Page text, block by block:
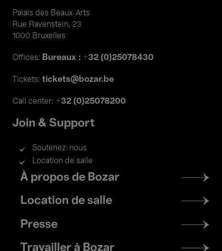
Palais des Beaux-Arts
Rue Ravenstein, 23
1000 Bruxelles
Offices: Bureaux : +32 (0)25078430
Tickets: tickets@bozar.be
Call center: +32 (0)25078200
Join & Support
Soutenez-nous
Location de salle
Footer
menu
À propos de Bozar
Location de salle
Presse
Travailler à Bozar